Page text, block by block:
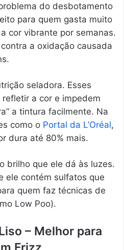
do desbotamento
para quem gasta muito
cor vibrante por semanas.
a oxidação causada
seladora. Esses
a cor e impedem
a tintura facilmente. Na
como o Portal da L’Oréal,
dura até 80% mais.
brilho que ele dá às luzes.
ele contém sulfatos que
quem faz técnicas de
Low Poo).
– Melhor para